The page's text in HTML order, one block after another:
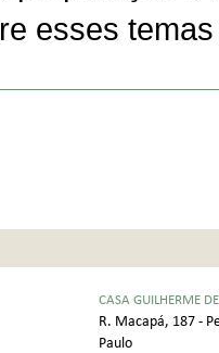
esses
CASA GUILHERME
R. Macapá, 187 -
Paulo